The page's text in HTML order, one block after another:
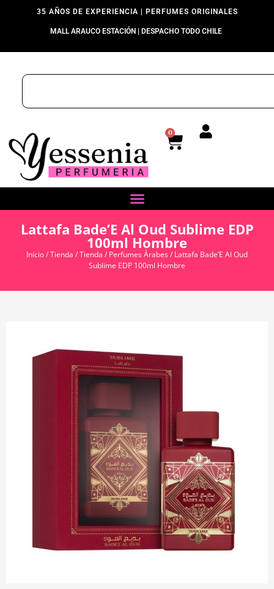
35 AÑOS DE EXPERIENCIA | PERFUMES ORIGINALES
MALL ARAUCO ESTACIÓN | DESPACHO TODO CHILE
0
Lattafa Bade’E Al Oud Sublime EDP
100ml Hombre
Inicio/Tienda /Tienda / Perfumes Árabes/ Lattafa Bade’E Al Oud
Sublime EDP 100ml Hombre